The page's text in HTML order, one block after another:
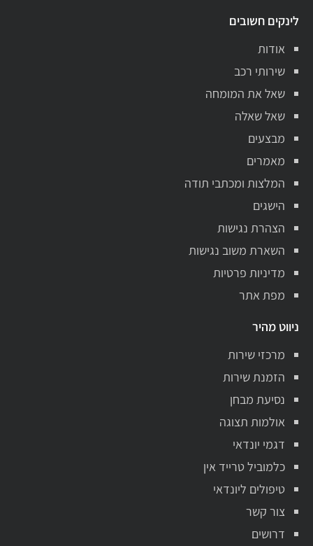
לינקים חשובים
אודות
שירותי רכב
שאל את המומחה
שאל שאלה
מבצעים
מאמרים
המלצות ומכתבי תודה
הישגים
הצהרת נגישות
השארת משוב נגישות
מדיניות פרטיות
מפת אתר
ניווט מהיר
מרכזי שירות
הזמנת שירות
נסיעת מבחן
אולמות תצוגה
דגמי יונדאי
כלמוביל טרייד אין
טיפולים ליונדאי
צור קשר
דרושים